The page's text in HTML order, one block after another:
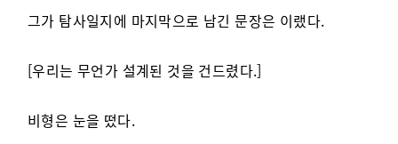
그가 탐사일지에 마지막으로 남긴 문장은 이랬다.
[우리는 무언가 설계된 것을 건드렸다.]
비형은 눈을 떴다.